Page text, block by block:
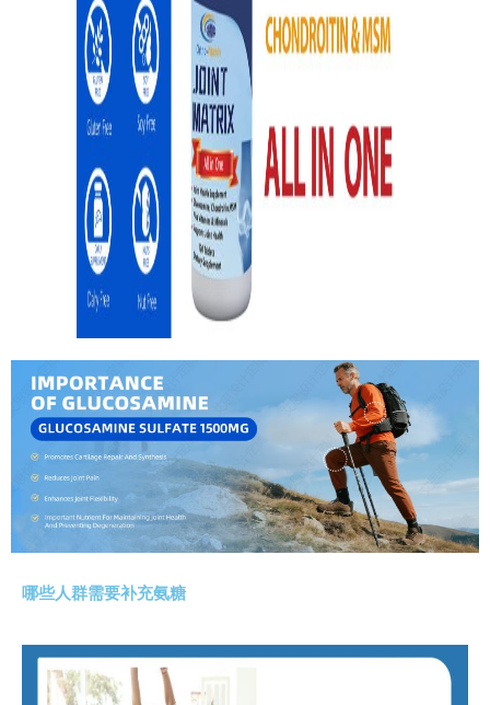
哪些人群需要补充氨糖